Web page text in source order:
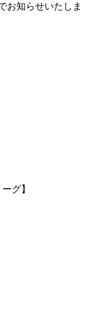
お知らせいたしま
グ】